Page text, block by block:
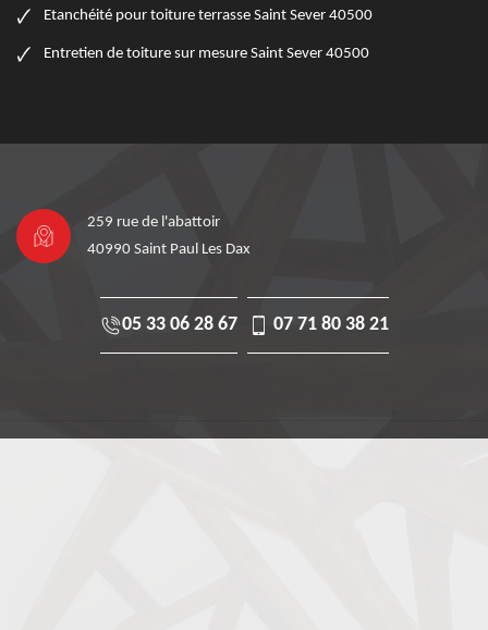
Etanchéité pour toiture terrasse Saint Sever 40500
Entretien de toiture sur mesure Saint Sever 40500
259 rue de l'abattoir
40990 Saint Paul Les Dax
05 33 06 28 67 07 71 80 38 21